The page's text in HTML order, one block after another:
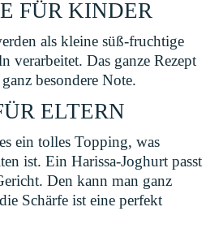
FÜR KINDER
als kleine süß-fruchtige
verarbeitet. Das ganze Rezept
besondere Note.
ELTERN
ein tolles Topping, was
ist. Ein Harissa-Joghurt passt
Den kann man ganz
Schärfe ist eine perfekt